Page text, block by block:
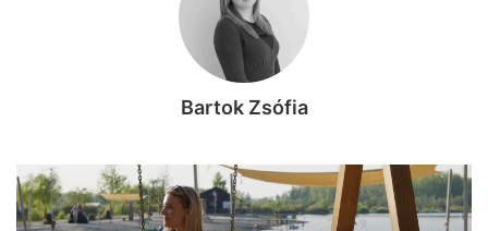
Bartok Zsófia